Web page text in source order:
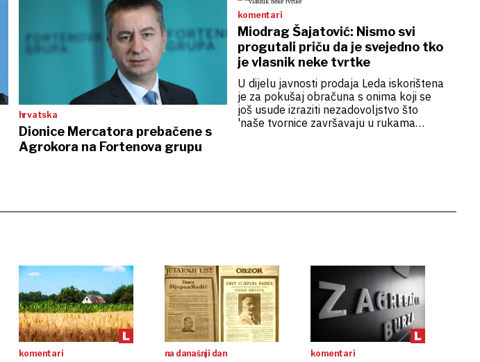
hrvatska
Dionice Mercatora prebačene s
Agrokora na Fortenova grupu
komentari
Miodrag Šajatović: Nismo svi
progutali priču da je svejedno tko
je vlasnik neke tvrtke
U dijelu javnosti prodaja Leda iskorištena
je za pokušaj obračuna s onima koji se
još usude izraziti nezadovoljstvo što
'naše tvornice završavaju u rukama
komentari na današnji dan komentari